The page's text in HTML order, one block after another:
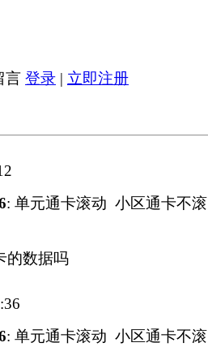
言 登录 | 立即注册
: 单元通卡滚动 小区通卡不滚
的数据吗
: 单元通卡滚动 小区通卡不滚